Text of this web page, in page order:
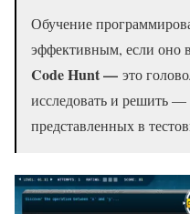
Обучение
эффективным, если оно
Code Hunt — это
исследовать и решить
представленных в